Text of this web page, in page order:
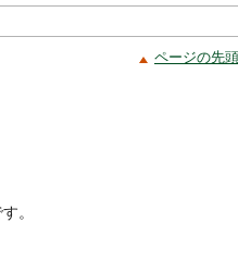
ページの先
。